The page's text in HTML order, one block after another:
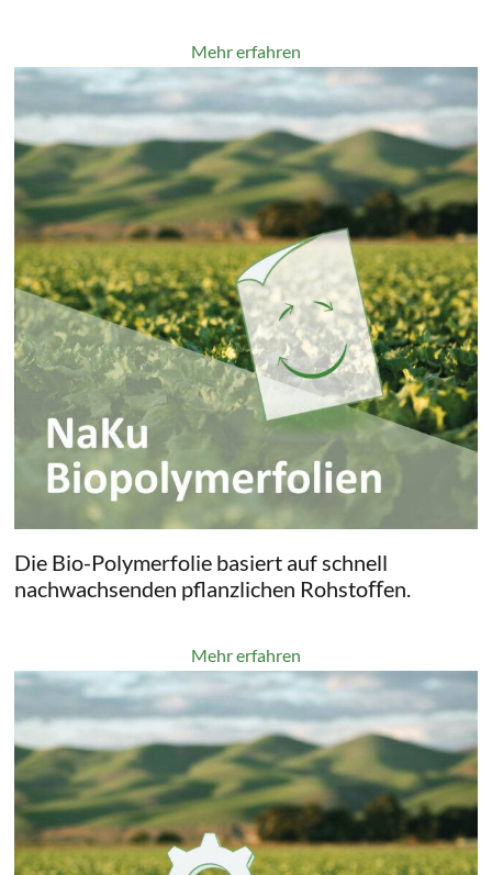
Mehr erfahren
Die Bio-Polymerfolie basiert auf schnell
nachwachsenden pflanzlichen Rohstoﬀen.
Mehr erfahren